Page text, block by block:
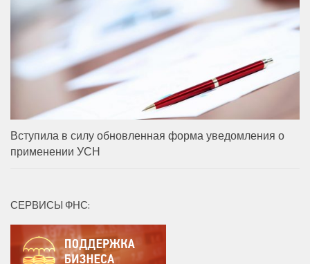
Вступила в силу обновленная форма уведомления о
применении УСН
СЕРВИСЫ ФНС: